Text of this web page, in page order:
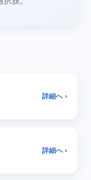
詳細へ ›
詳細へ ›